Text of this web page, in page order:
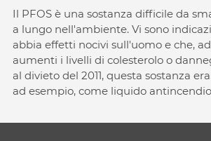
Il PFOS è una sostanza difficile da
a lungo nell'ambiente. Vi sono
abbia effetti nocivi sull'uomo e che,
aumenti i livelli di colesterolo o
al divieto del 2011, questa sostanza
ad esempio, come liquido